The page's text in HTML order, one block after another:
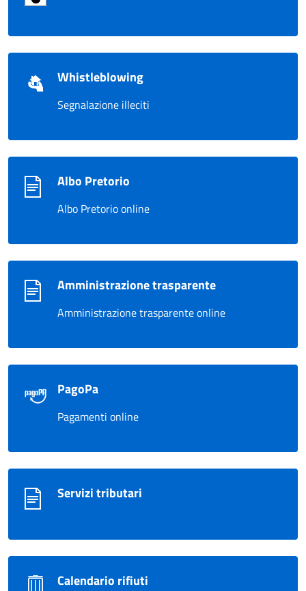
Whistleblowing
Segnalazione illeciti
Albo Pretorio
Albo Pretorio online
Amministrazione trasparente
Amministrazione trasparente online
PagoPa
Pagamenti online
Servizi tributari
Calendario rifiuti